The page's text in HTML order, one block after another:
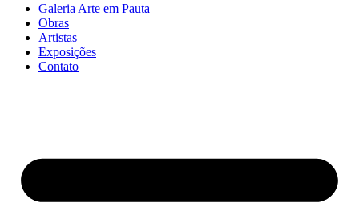
Galeria Arte em Pauta
Obras
Artistas
Exposições
Contato